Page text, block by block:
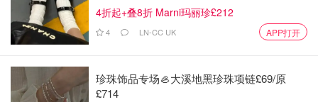
4折起+叠8折 Marni玛丽珍£212
4 LN-CC UK APP打开
珍珠饰品专场🦪大溪地黑珍珠项链£69/原
£714